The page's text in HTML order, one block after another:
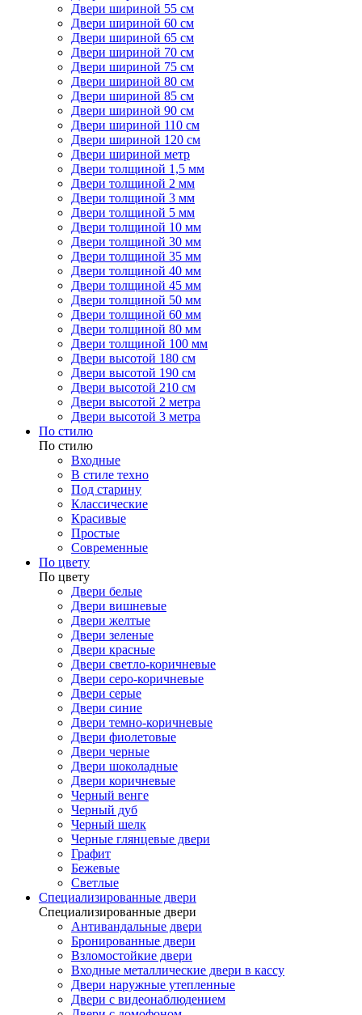
Двери шириной 55 см
Двери шириной 60 см
Двери шириной 65 см
Двери шириной 70 см
Двери шириной 75 см
Двери шириной 80 см
Двери шириной 85 см
Двери шириной 90 см
Двери шириной 110 см
Двери шириной 120 см
Двери шириной метр
Двери толщиной 1,5 мм
Двери толщиной 2 мм
Двери толщиной 3 мм
Двери толщиной 5 мм
Двери толщиной 10 мм
Двери толщиной 30 мм
Двери толщиной 35 мм
Двери толщиной 40 мм
Двери толщиной 45 мм
Двери толщиной 50 мм
Двери толщиной 60 мм
Двери толщиной 80 мм
Двери толщиной 100 мм
Двери высотой 180 см
Двери высотой 190 см
Двери высотой 210 см
Двери высотой 2 метра
Двери высотой 3 метра
По стилю
По стилю
Входные
В стиле техно
Под старину
Классические
Красивые
Простые
Современные
По цвету
По цвету
Двери белые
Двери вишневые
Двери желтые
Двери зеленые
Двери красные
Двери светло-коричневые
Двери серо-коричневые
Двери серые
Двери синие
Двери темно-коричневые
Двери фиолетовые
Двери черные
Двери шоколадные
Двери коричневые
Черный венге
Черный дуб
Черный шелк
Черные глянцевые двери
Графит
Бежевые
Светлые
Специализированные двери
Специализированные двери
Антивандальные двери
Бронированные двери
Взломостойкие двери
Входные металлические двери в кассу
Двери наружные утепленные
Двери с видеонаблюдением